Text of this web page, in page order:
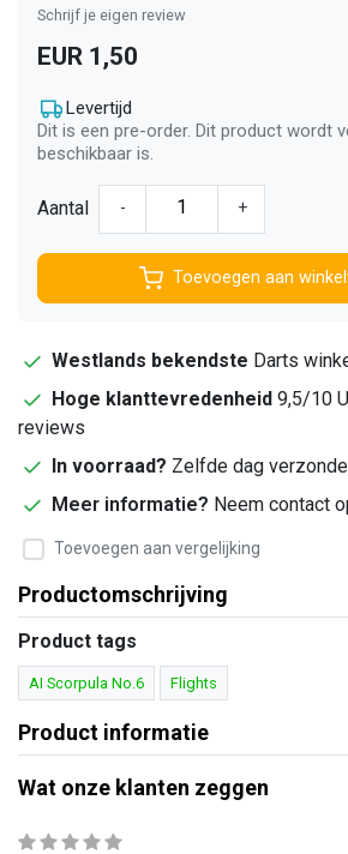
Schrijf je eigen review
EUR 1,50
Levertijd
Dit is een pre-order. Dit product wordt
beschikbaar is.
Aantal - +
Toevoegen aan
Westlands bekendste Darts
Hoge klanttevredenheid 9,5/10
reviews
In voorraad? Zelfde dag
Meer informatie? Neem contact
Toevoegen aan vergelijking
Productomschrijving
Product tags
AI Scorpula No.6 Flights
Product informatie
Wat onze klanten zeggen